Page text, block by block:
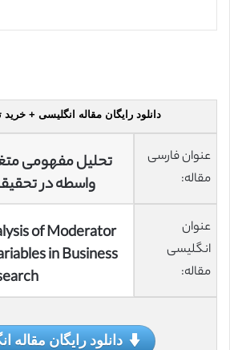
دانلود رایگان مقاله انگلیسی +
عنوان فارسی
مقاله:
تحلیل مفهومی
واسطه در
عنوان
انگلیسی
مقاله:
of Moderator
in Business
دانلود رایگان مقاله